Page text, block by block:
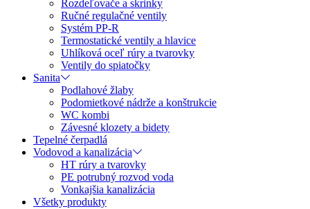
Rozdeľovače a skrinky
Ručné regulačné ventily
Systém PP-R
Termostatické ventily a hlavice
Uhlíková oceľ rúry a tvarovky
Ventily do spiatočky
Sanita
Podlahové žlaby
Podomietkové nádrže a konštrukcie
WC kombi
Závesné klozety a bidety
Tepelné čerpadlá
Vodovod a kanalizácia
HT rúry a tvarovky
PE potrubný rozvod voda
Vonkajšia kanalizácia
Všetky produkty